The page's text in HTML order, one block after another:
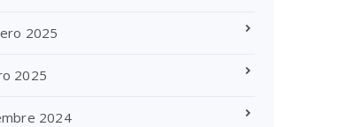
2025
2025
2024